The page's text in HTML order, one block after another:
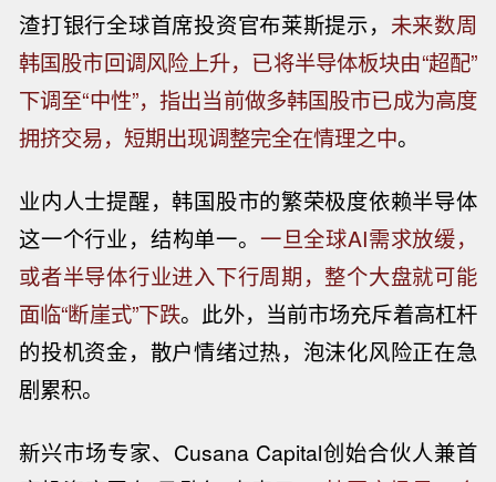
渣打银行全球首席投资官布莱斯提示， 未来数周
韩国股市回调风险上升，已将半导体板块由“超配”
下调至“中性”，指出当前做多韩国股市已成为高度
拥挤交易，短期出现调整完全在情理之中。
业内人士提醒，韩国股市的繁荣极度依赖半导体
这一个行业，结构单一。 一旦全球AI需求放缓，
或者半导体行业进入下行周期，整个大盘就可能
面临“断崖式”下跌。此外，当前市场充斥着高杠杆
的投机资金，散户情绪过热，泡沫化风险正在急
剧累积。
新兴市场专家、Cusana Capital创始合伙人兼首